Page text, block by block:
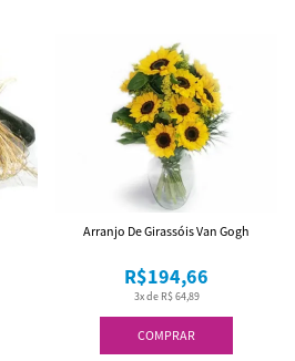
COMPRAR
3x de R$ 64,89
R$194,66
Arranjo De Girassóis Van Gogh